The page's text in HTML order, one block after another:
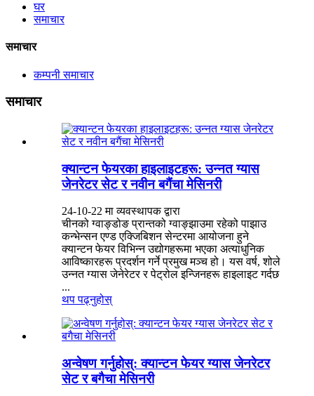
घर
समाचार
समाचार
कम्पनी समाचार
समाचार
क्यान्टन फेयरका हाइलाइटहरू: उन्नत ग्यास
जेनरेटर सेट र नवीन बगैंचा मेसिनरी
24-10-22 मा व्यवस्थापक द्वारा
चीनको ग्वाङ्डोङ प्रान्तको ग्वाङ्झाउमा रहेको पाझाउ
कन्भेन्सन एण्ड एक्जिबिशन सेन्टरमा आयोजना हुने
क्यान्टन फेयर विभिन्न उद्योगहरूमा भएका अत्याधुनिक
आविष्कारहरू प्रदर्शन गर्ने प्रमुख मञ्च हो। यस वर्ष, शोले
उन्नत ग्यास जेनेरेटर र पेट्रोल इन्जिनहरू हाइलाइट गर्दछ
...
थप पढ्नुहोस्
अन्वेषण गर्नुहोस्: क्यान्टन फेयर ग्यास जेनरेटर
सेट र बगैचा मेसिनरी